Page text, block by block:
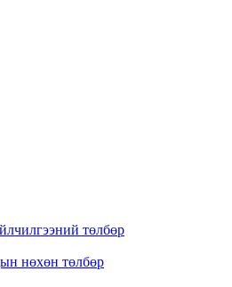
төлбөр
нөхөн төлбөр